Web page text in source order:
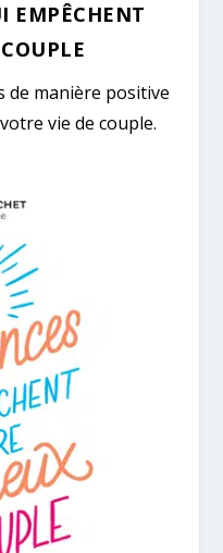
EMPÊCHENT
de manière positive
vie de couple.